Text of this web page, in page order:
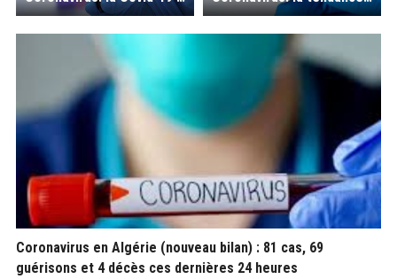
Coronavirus en Algérie (nouveau bilan) : 81 cas, 69
guérisons et 4 décès ces dernières 24 heures